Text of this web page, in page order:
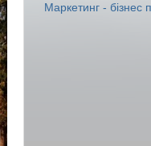
Маркетинг - бізнес